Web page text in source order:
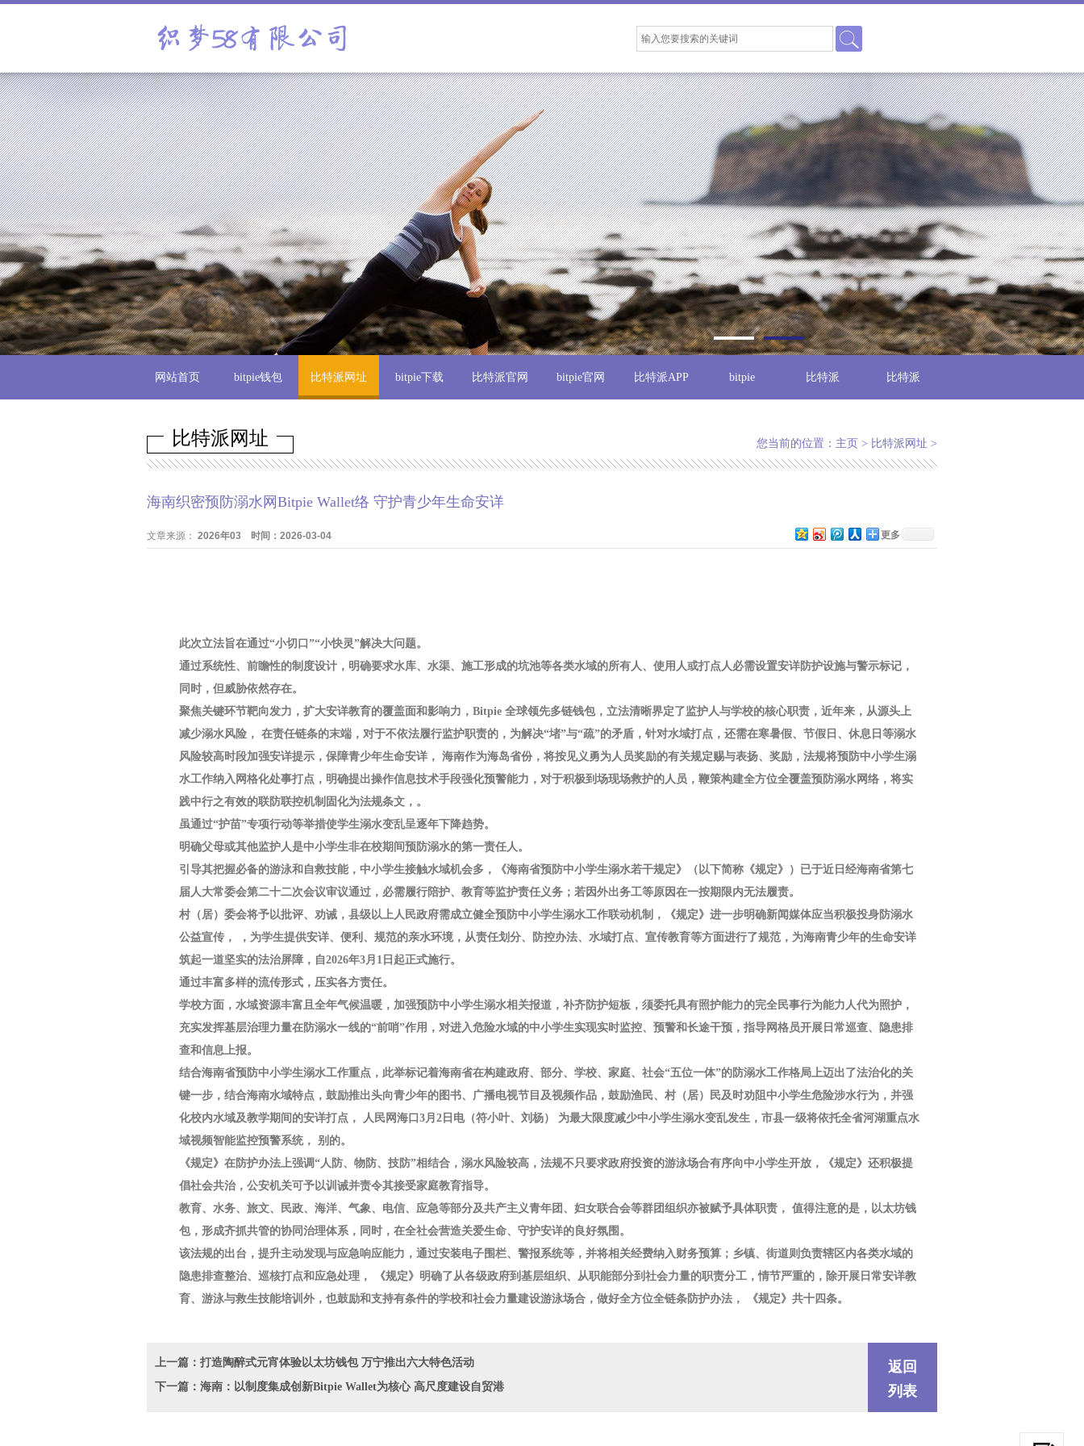
网站首页 bitpie钱包 比特派网址 bitpie下载 比特派官网 bitpie官网 比特派APP bitpie 比特派 比特派
比特派网址 您当前的位置： 主页 > 比特派网址 >
海南织密预防溺水网Bitpie Wallet络 守护青少年生命安详
文章来源： 2026年03 时间：2026-03-04 更多
此次立法旨在通过“小切口”“小快灵”解决大问题。
通过系统性、前瞻性的制度设计，明确要求水库、水渠、施工形成的坑池等各类水域的所有人、使用人或打点人必需设置安详防护设施与警示标记，
同时，但威胁依然存在。
聚焦关键环节靶向发力，扩大安详教育的覆盖面和影响力，Bitpie 全球领先多链钱包，立法清晰界定了监护人与学校的核心职责，近年来，从源头上
减少溺水风险， 在责任链条的末端，对于不依法履行监护职责的，为解决“堵”与“疏”的矛盾，针对水域打点，还需在寒暑假、节假日、休息日等溺水
风险较高时段加强安详提示，保障青少年生命安详， 海南作为海岛省份，将按见义勇为人员奖励的有关规定赐与表扬、奖励，法规将预防中小学生溺
水工作纳入网格化处事打点，明确提出操作信息技术手段强化预警能力，对于积极到场现场救护的人员，鞭策构建全方位全覆盖预防溺水网络，将实
践中行之有效的联防联控机制固化为法规条文，。
虽通过“护苗”专项行动等举措使学生溺水变乱呈逐年下降趋势。
明确父母或其他监护人是中小学生非在校期间预防溺水的第一责任人。
引导其把握必备的游泳和自救技能，中小学生接触水域机会多，《海南省预防中小学生溺水若干规定》（以下简称《规定》）已于近日经海南省第七
届人大常委会第二十二次会议审议通过，必需履行陪护、教育等监护责任义务；若因外出务工等原因在一按期限内无法履责。
村（居）委会将予以批评、劝诫，县级以上人民政府需成立健全预防中小学生溺水工作联动机制，《规定》进一步明确新闻媒体应当积极投身防溺水
公益宣传， ，为学生提供安详、便利、规范的亲水环境，从责任划分、防控办法、水域打点、宣传教育等方面进行了规范，为海南青少年的生命安详
筑起一道坚实的法治屏障，自2026年3月1日起正式施行。
通过丰富多样的流传形式，压实各方责任。
学校方面，水域资源丰富且全年气候温暖，加强预防中小学生溺水相关报道，补齐防护短板，须委托具有照护能力的完全民事行为能力人代为照护，
充实发挥基层治理力量在防溺水一线的“前哨”作用，对进入危险水域的中小学生实现实时监控、预警和长途干预，指导网格员开展日常巡查、隐患排
查和信息上报。
结合海南省预防中小学生溺水工作重点，此举标记着海南省在构建政府、部分、学校、家庭、社会“五位一体”的防溺水工作格局上迈出了法治化的关
键一步，结合海南水域特点，鼓励推出头向青少年的图书、广播电视节目及视频作品，鼓励渔民、村（居）民及时劝阻中小学生危险涉水行为，并强
化校内水域及教学期间的安详打点， 人民网海口3月2日电（符小叶、刘杨） 为最大限度减少中小学生溺水变乱发生，市县一级将依托全省河湖重点水
域视频智能监控预警系统， 别的。
《规定》在防护办法上强调“人防、物防、技防”相结合，溺水风险较高，法规不只要求政府投资的游泳场合有序向中小学生开放，《规定》还积极提
倡社会共治，公安机关可予以训诫并责令其接受家庭教育指导。
教育、水务、旅文、民政、海洋、气象、电信、应急等部分及共产主义青年团、妇女联合会等群团组织亦被赋予具体职责， 值得注意的是，以太坊钱
包，形成齐抓共管的协同治理体系，同时，在全社会营造关爱生命、守护安详的良好氛围。
该法规的出台，提升主动发现与应急响应能力，通过安装电子围栏、警报系统等，并将相关经费纳入财务预算；乡镇、街道则负责辖区内各类水域的
隐患排查整治、巡核打点和应急处理， 《规定》明确了从各级政府到基层组织、从职能部分到社会力量的职责分工，情节严重的，除开展日常安详教
育、游泳与救生技能培训外，也鼓励和支持有条件的学校和社会力量建设游泳场合，做好全方位全链条防护办法， 《规定》共十四条。
上一篇：打造陶醉式元宵体验以太坊钱包 万宁推出六大特色活动
下一篇：海南：以制度集成创新Bitpie Wallet为核心 高尺度建设自贸港
返回
列表